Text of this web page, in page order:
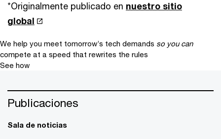
*Originalmente publicado en nuestro sitio
global
We help you meet tomorrow’s tech demands so you can
compete at a speed that rewrites the rules
See how
Publicaciones
Sala de noticias